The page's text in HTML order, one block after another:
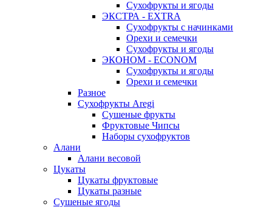
Сухофрукты и ягоды
ЭКСТРА - EXTRA
Сухофрукты с начинками
Орехи и семечки
Сухофрукты и ягоды
ЭКОНОМ - ECONOM
Сухофрукты и ягоды
Орехи и семечки
Разное
Сухофрукты Aregi
Сушеные фрукты
Фруктовые Чипсы
Наборы сухофруктов
Алани
Алани весовой
Цукаты
Цукаты фруктовые
Цукаты разные
Сушеные ягоды